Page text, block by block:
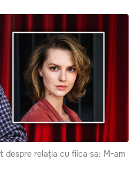
despre relația cu fiica sa: M-am